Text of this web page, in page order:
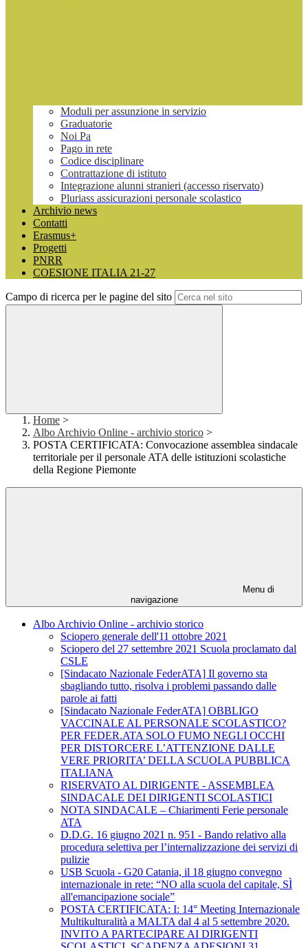
Moduli per assunzione in servizio
Graduatorie
Noi Pa
Pago in rete
Codice disciplinare
Contrattazione di istituto
Integrazione alunni stranieri (accesso riservato)
Pluriass assicurazioni personale scolastico
Archivio news
Contatti
Erasmus+
Progetti
PNRR
COESIONE ITALIA 21-27
Campo di ricerca per le pagine del sito
Home >
Albo Archivio Online - archivio storico >
POSTA CERTIFICATA: Convocazione assemblea sindacale
territoriale per il personale ATA delle istituzioni scolastiche
della Regione Piemonte
Menu di
navigazione
Albo Archivio Online - archivio storico
Sciopero generale dell'11 ottobre 2021
Sciopero del 27 settembre 2021 Scuola proclamato dal
CSLE
[Sindacato Nazionale FederATA] Il governo sta
sbagliando tutto, risolva i problemi passando dalle
parole ai fatti
[Sindacato Nazionale FederATA] OBBLIGO
VACCINALE AL PERSONALE SCOLASTICO?
PER FEDER.ATA SOLO FUMO NEGLI OCCHI
PER DISTORCERE L’ATTENZIONE DALLE
VERE PRIORITA’ DELLA SCUOLA PUBBLICA
ITALIANA
RISERVATO AL DIRIGENTE - ASSEMBLEA
SINDACALE DEI DIRIGENTI SCOLASTICI
NOTA SINDACALE – Chiarimenti Ferie personale
ATA
D.D.G. 16 giugno 2021 n. 951 - Bando relativo alla
procedura selettiva per l’internalizzazione dei servizi di
pulizie
USB Scuola - G20 Catania, il 18 giugno convegno
internazionale in rete: “NO alla scuola del capitale, SÌ
all'emancipazione sociale”
POSTA CERTIFICATA: I: 14° Meeting Internazionale
Multikulturalità a MALTA dal 4 al 5 settembre 2020.
INVITO A PARTECIPARE AI DIRIGENTI